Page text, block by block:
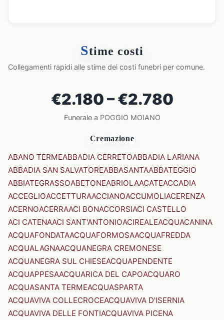
Stime costi
Collegamenti rapidi alle stime dei costi funebri per comune.
€2.180 – €2.780
Funerale a POGGIO MOIANO
Cremazione
ABANO TERMEABBADIA CERRETOABBADIA LARIANA
ABBADIA SAN SALVATOREABBASANTAABBATEGGIO
ABBIATEGRASSOABETONEABRIOLAACATEACCADIA
ACCEGLIOACCETTURAACCIANOACCUMOLIACERENZA
ACERNOACERRAACI BONACCORSIACI CASTELLO
ACI CATENAACI SANT'ANTONIOACIREALEACQUACANINA
ACQUAFONDATAACQUAFORMOSAACQUAFREDDA
ACQUALAGNAACQUANEGRA CREMONESE
ACQUANEGRA SUL CHIESEACQUAPENDENTE
ACQUAPPESAACQUARICA DEL CAPOACQUARO
ACQUASANTA TERMEACQUASPARTA
ACQUAVIVA COLLECROCEACQUAVIVA D'ISERNIA
ACQUAVIVA DELLE FONTIACQUAVIVA PICENA